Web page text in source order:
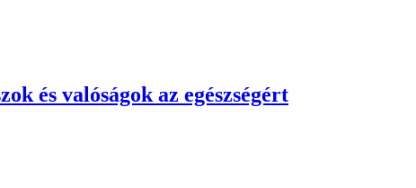
és valóságok az egészségért